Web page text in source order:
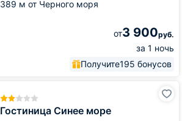
389 м от Черного моря
от3 900руб.
за 1 ночь
Получите195 бонусов
Гостиница Синее море